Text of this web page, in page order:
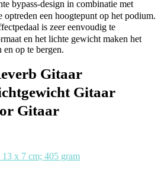
bypass-design in combinatie met
optreden een hoogtepunt op het podium.
is zeer eenvoudig te
en het lichte gewicht maken het
en op te bergen.
Gitaar
Gitaar
Gitaar
13 x 7 cm; 405 gram